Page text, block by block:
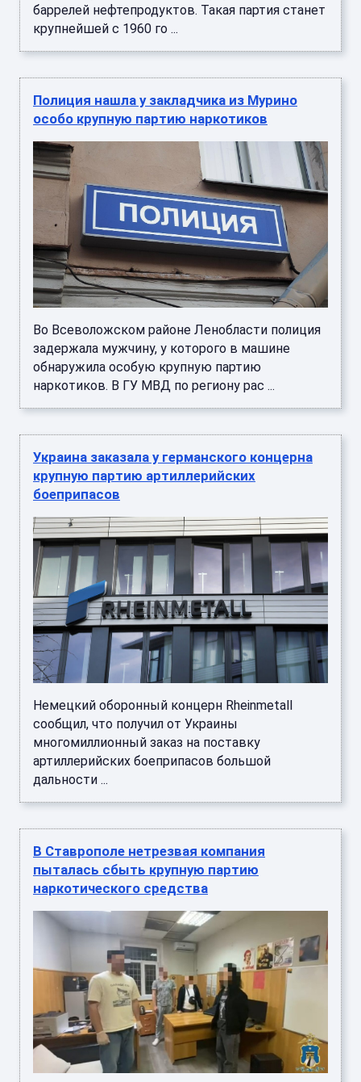
баррелей нефтепродуктов. Такая партия станет
крупнейшей с 1960 го ...
Полиция нашла у закладчика из Мурино
особо крупную партию наркотиков
Во Всеволожском районе Ленобласти полиция
задержала мужчину, у которого в машине
обнаружила особую крупную партию
наркотиков. В ГУ МВД по региону рас ...
Украина заказала у германского концерна
крупную партию артиллерийских
боеприпасов
Немецкий оборонный концерн Rheinmetall
сообщил, что получил от Украины
многомиллионный заказ на поставку
артиллерийских боеприпасов большой
дальности ...
В Ставрополе нетрезвая компания
пыталась сбыть крупную партию
наркотического средства